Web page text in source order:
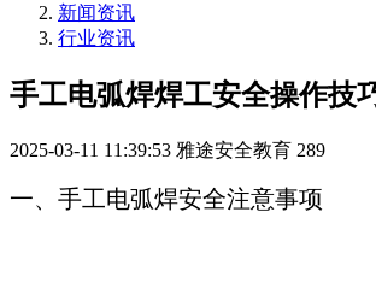
新闻资讯
行业资讯
手工电弧焊焊工安全操作技
2025-03-11 11:39:53 雅途安全教育 289
一、手工电弧焊安全注意事项